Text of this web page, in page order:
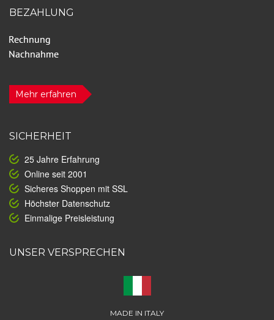
BEZAHLUNG
Mehr erfahren
SICHERHEIT
25 Jahre Erfahrung
Online seit 2001
Sicheres Shoppen mit SSL
Höchster Datenschutz
Einmalige Preisleistung
UNSER VERSPRECHEN
MADE IN ITALY